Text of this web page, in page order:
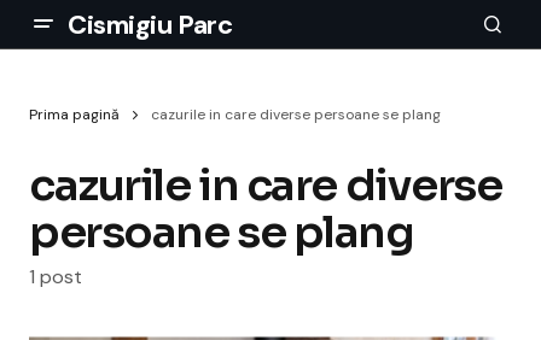
Cismigiu Parc
Prima pagină cazurile in care diverse persoane se plang
cazurile in care diverse
persoane se plang
1 post